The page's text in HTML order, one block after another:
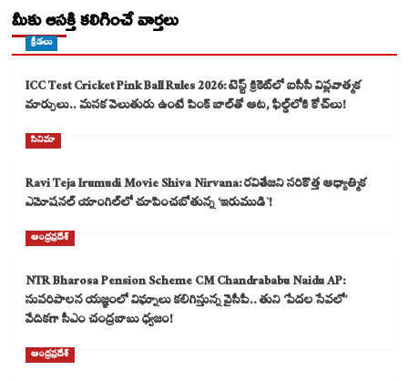
మీకు ఆసక్తి కలిగించే వార్తలు
క్రీడలు
ICC Test Cricket Pink Ball Rules 2026: టెస్ట్ క్రికెట్‌లో ఐసీసీ విప్లవాత్మక
మార్పులు.. మసక వెలుతురు ఉంటే పింక్ బాల్‌తో ఆట, ఫీల్డ్‌లోకి కోచ్‌లు!
సినిమా
Ravi Teja Irumudi Movie Shiva Nirvana: రవితేజని సరికొత్త ఆధ్యాత్మిక
ఎమోషనల్ యాంగిల్‌లో చూపించబోతున్న ‘ఇరుముడి`!
ఆంధ్రప్రదేశ్
NTR Bharosa Pension Scheme CM Chandrababu Naidu AP:
సుపరిపాలన యజ్ఞంలో విఘ్నాలు కలిగిస్తున్న వైసీపీ.. తుని ‘పేదల సేవలో’
వేదికగా సీఎం చంద్రబాబు ధ్వజం!
ఆంధ్రప్రదేశ్